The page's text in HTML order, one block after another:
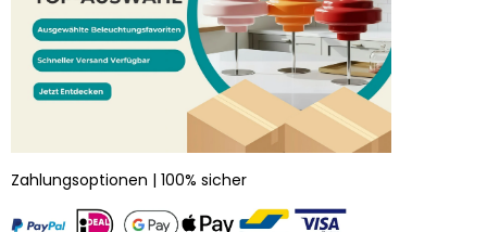
Zahlungsoptionen | 100% sicher